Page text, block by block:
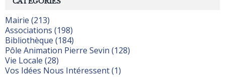
Mairie (213)
Associations (198)
Bibliothèque (184)
Pôle Animation Pierre Sevin (128)
Vie Locale (28)
Vos Idées Nous Intéressent (1)